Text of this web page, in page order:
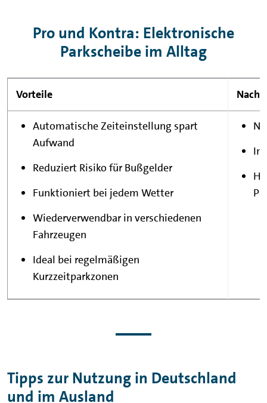
Pro und Kontra: Elektronische
Parkscheibe im Alltag
Vorteile
Automatische Zeiteinstellung spart
Aufwand
Reduziert Risiko für Bußgelder
Funktioniert bei jedem Wetter
Wiederverwendbar in verschiedenen
Fahrzeugen
Ideal bei regelmäßigen
Kurzzeitparkzonen
In
Tipps zur Nutzung in Deutschland
und im Ausland